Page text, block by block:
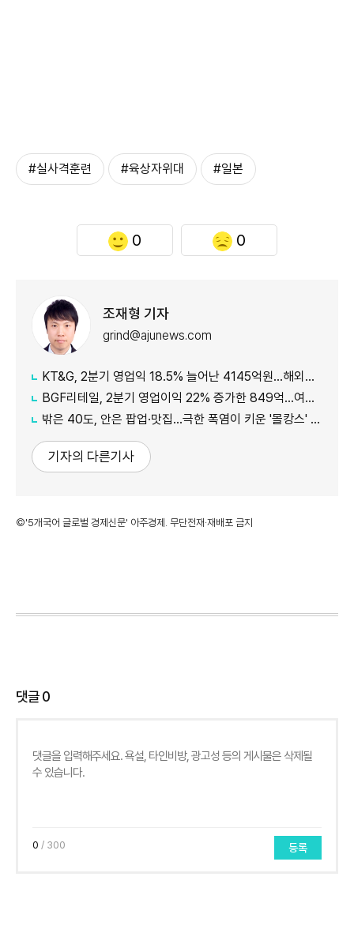
#실사격훈련 #육상자위대 #일본
0 0
조재형 기자
grind@ajunews.com
KT&G, 2분기 영업익 18.5% 늘어난 4145억원…해외이익·NGP 성장
BGF리테일, 2분기 영업이익 22% 증가한 849억…여름상품·지원금 효과
밖은 40도, 안은 팝업·맛집…극한 폭염이 키운 '몰캉스' 소비
기자의 다른기사
©'5개국어 글로벌 경제신문' 아주경제. 무단전재·재배포 금지
댓글0
0 / 300 등록